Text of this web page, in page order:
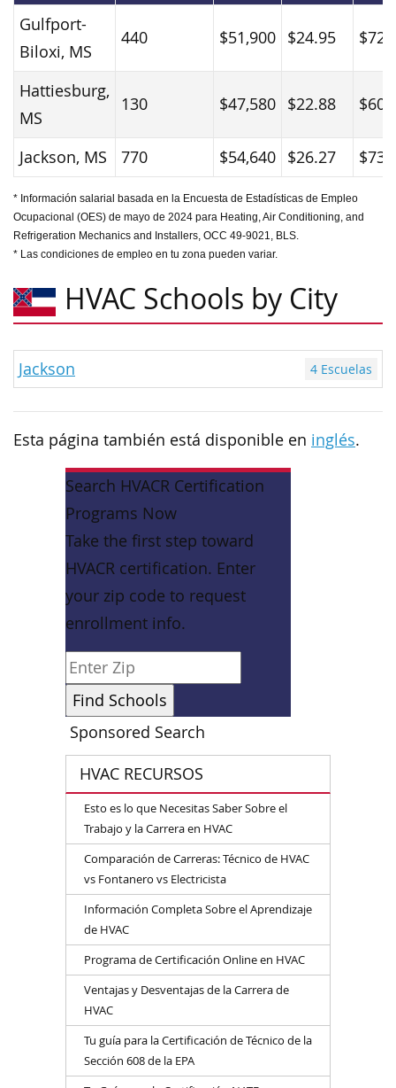
Search HVACR Certification
Programs Now
Take the first step toward
HVACR certification. Enter
your zip code to request
enrollment info.
Sponsored Search
HVAC RECURSOS
Esto es lo que Necesitas Saber Sobre el
Trabajo y la Carrera en HVAC
Comparación de Carreras: Técnico de HVAC
vs Fontanero vs Electricista
Información Completa Sobre el Aprendizaje
de HVAC
Programa de Certificación Online en HVAC
Ventajas y Desventajas de la Carrera de
HVAC
Tu guía para la Certificación de Técnico de la
Sección 608 de la EPA
Gulfport-
Biloxi, MS
440 $51,900 $24.95
Hattiesburg,
MS
130 $47,580 $22.88
Jackson, MS 770 $54,640 $26.27
* Información salarial basada en la Encuesta de Estadísticas de Empleo
Ocupacional (OES) de mayo de 2024 para Heating, Air Conditioning, and
Refrigeration Mechanics and Installers, OCC 49-9021, BLS.
* Las condiciones de empleo en tu zona pueden variar.
HVAC Schools by City
Jackson 4 Escuelas
Esta página también está disponible en inglés.